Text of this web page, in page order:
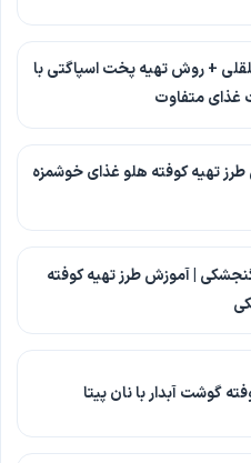
+ روش تهیه پخت اسپاگتی با
غذای متفاوت
تهیه کوفته هلو غذای خوشمزه
| آموزش طرز تهیه کوفته
گوشت آبدار با نان پیتا